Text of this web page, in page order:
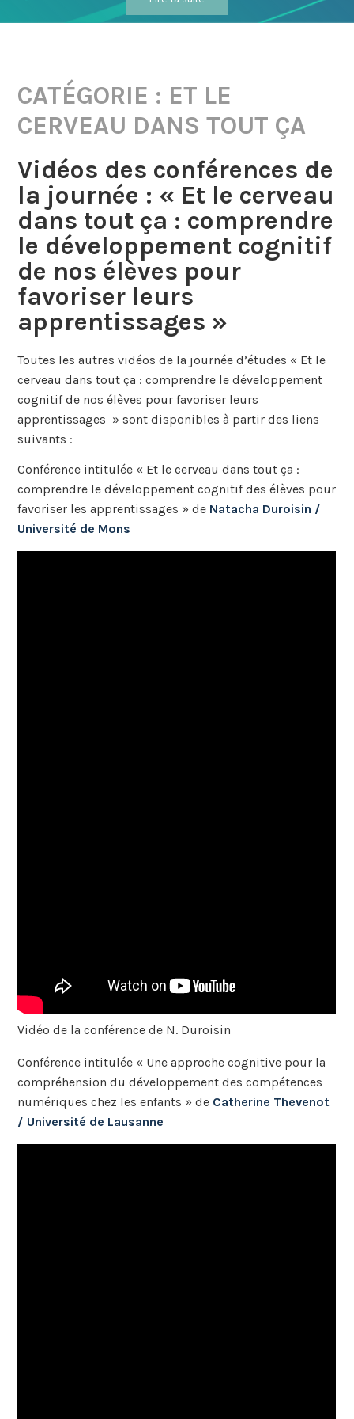
CATÉGORIE : ET LE
CERVEAU DANS TOUT ÇA
Vidéos des conférences de
la journée : « Et le cerveau
dans tout ça : comprendre
le développement cognitif
de nos élèves pour
favoriser leurs
apprentissages »
Toutes les autres vidéos de la journée d’études « Et le
cerveau dans tout ça : comprendre le développement
cognitif de nos élèves pour favoriser leurs
apprentissages » sont disponibles à partir des liens
suivants :
Conférence intitulée « Et le cerveau dans tout ça :
comprendre le développement cognitif des élèves pour
favoriser les apprentissages » de Natacha Duroisin /
Université de Mons
Vidéo de la conférence de N. Duroisin
Conférence intitulée « Une approche cognitive pour la
compréhension du développement des compétences
numériques chez les enfants » de Catherine Thevenot
/ Université de Lausanne